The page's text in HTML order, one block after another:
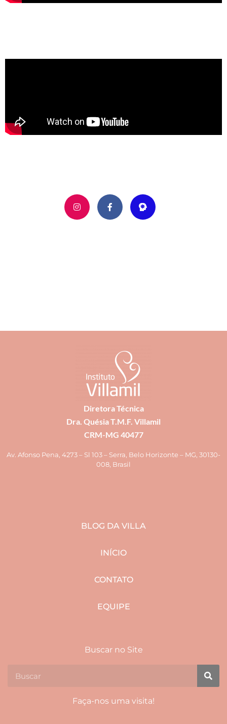
Diretora Técnica
Dra. Quésia T.M.F. Villamil
CRM-MG 40477
Av. Afonso Pena, 4273 – Sl 103 – Serra, Belo Horizonte – MG, 30130-
008, Brasil
BLOG DA VILLA
INÍCIO
CONTATO
EQUIPE
Buscar no Site
Faça-nos uma visita!